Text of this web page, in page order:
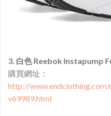
3. 白色 Reebok Instapump
購買網址：
http://
v69989.html